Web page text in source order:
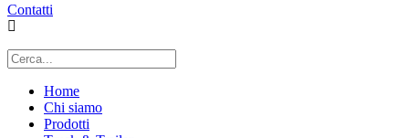
Contatti
Home
Chi siamo
Prodotti